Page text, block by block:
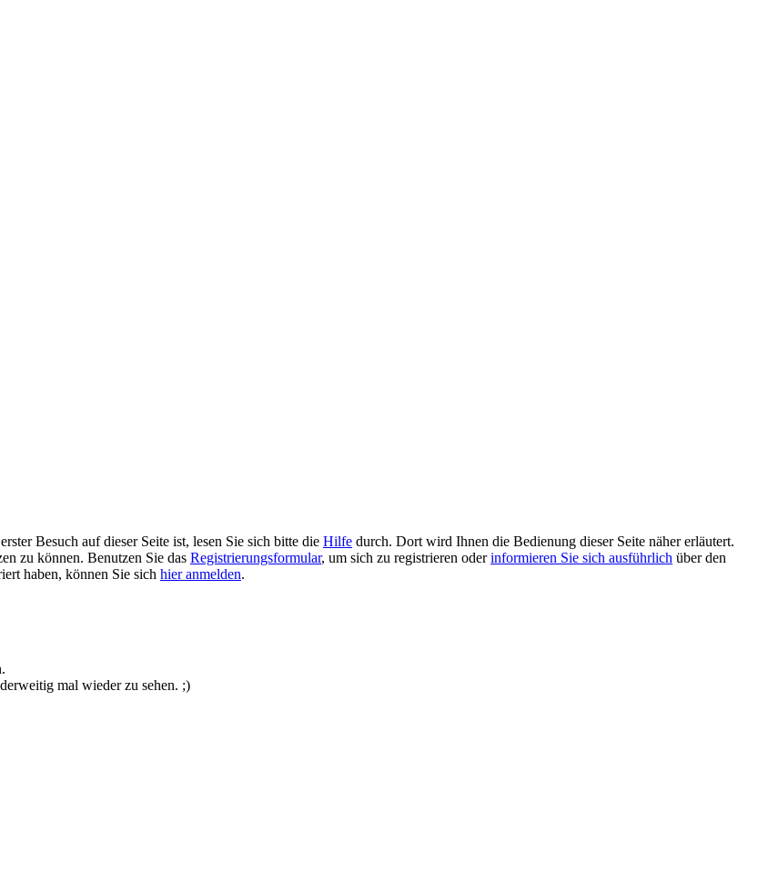
Besuch auf dieser Seite ist, lesen Sie sich bitte die Hilfe durch. Dort wird Ihnen die Bedienung dieser Seite näher erläutert.
zu können. Benutzen Sie das Registrierungsformular, um sich zu registrieren oderinformieren Sie sich ausführlich über den
haben, können Sie sich hier anmelden.
mal wieder zu sehen. ;)